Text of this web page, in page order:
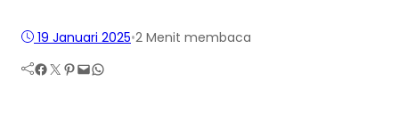
19 Januari 2025•2 Menit membaca
Facebook Twitter Pinterest Mail WhatsApp